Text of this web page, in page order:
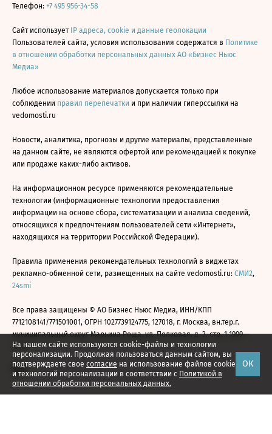
На нашем сайте используются cookie-файлы и технологии
персонализации. Продолжая пользоваться данным сайтом, вы
подтверждаете свое согласие на использование файлов cookie
и технологий персонализации в соответствии с Политикой в
отношении обработки персональных данных.
ОК
Телефон: +7 495 956-34-58
Сайт использует IP адреса, cookie и данные геолокации
Пользователей сайта, условия использования содержатся в Политике
в отношении обработки персональных данных АО «Бизнес Ньюс
Медиа»
Любое использование материалов допускается только при
соблюдении правил перепечатки и при наличии гиперссылки на
vedomosti.ru
Новости, аналитика, прогнозы и другие материалы, представленные
на данном сайте, не являются офертой или рекомендацией к покупке
или продаже каких-либо активов.
На информационном ресурсе применяются рекомендательные
технологии (информационные технологии предоставления
информации на основе сбора, систематизации и анализа сведений,
относящихся к предпочтениям пользователей сети «Интернет»,
находящихся на территории Российской Федерации).
Правила применения рекомендательных технологий в виджетах
рекламно-обменной сети, размещенных на сайте vedomosti.ru: СМИ2,
24smi
Все права защищены © АО Бизнес Ньюс Медиа, ИНН/КПП
7712108141/771501001, ОГРН 1027739124775, 127018, г. Москва, вн.тер.г.
муниципальный округ Марьина Роща, ул. Полковая, д. 3, стр. 1 1999—
2026